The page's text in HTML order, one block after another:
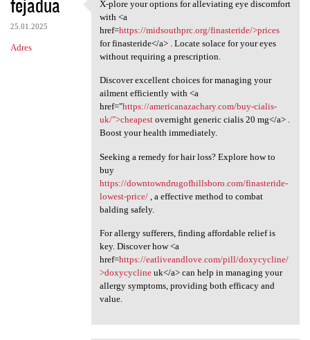
25.01.2025
Adres
X-plore your options for
X-plore your options for alleviating eye discomfort
with <a
href=https://midsouthprc.org/finasteride/>prices
for finasteride</a> . Locate solace for your eyes
without requiring a prescription.
Discover excellent choices for managing your
ailment efficiently with <a
href="https://americanazachary.com/buy-cialis-
uk/">cheapestovernight generic cialis 20 mg</a> .
Boost your health immediately.
Seeking a remedy for hair loss? Explore how to
buy
https://downtowndrugofhillsboro.com/finasteride-
lowest-price/, a effective method to combat
balding safely.
For allergy sufferers, finding affordable relief is
key. Discover how <a
href=https://eatliveandlove.com/pill/doxycycline/
>doxycyclineuk</a> can help in managing your
allergy symptoms, providing both efficacy and
value.